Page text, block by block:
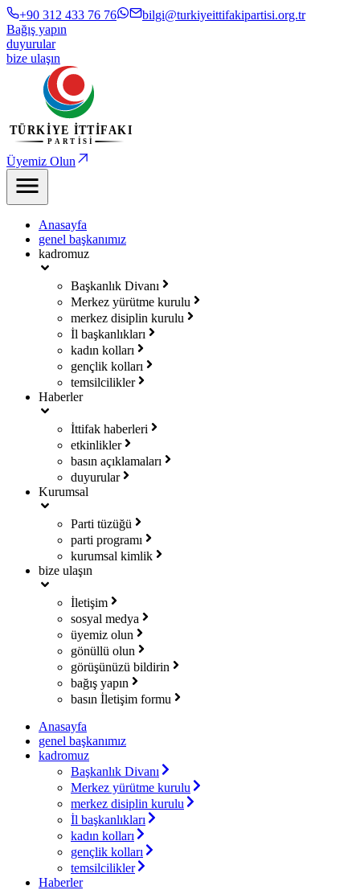
+90 312 433 76 76
bilgi@turkiyeittifakipartisi.org.tr
Bağış yapın
duyurular
bize ulaşın
Üyemiz Olun
Anasayfa
genel başkanımız
kadromuz
Başkanlık Divanı
Merkez yürütme kurulu
merkez disiplin kurulu
İl başkanlıkları
kadın kolları
gençlik kolları
temsilcilikler
Haberler
İttifak haberleri
etkinlikler
basın açıklamaları
duyurular
Kurumsal
Parti tüzüğü
parti programı
kurumsal kimlik
bize ulaşın
İletişim
sosyal medya
üyemiz olun
gönüllü olun
görüşünüzü bildirin
bağış yapın
basın İletişim formu
Anasayfa
genel başkanımız
kadromuz
Başkanlık Divanı
Merkez yürütme kurulu
merkez disiplin kurulu
İl başkanlıkları
kadın kolları
gençlik kolları
temsilcilikler
Haberler